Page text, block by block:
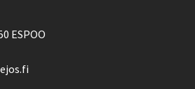
ESPOO